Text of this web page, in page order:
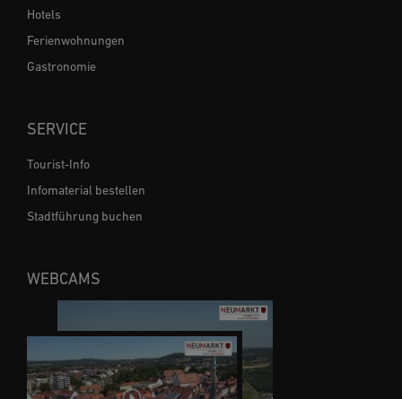
Hotels
Ferienwohnungen
Gastronomie
SERVICE
Tourist-Info
Infomaterial bestellen
Stadtführung buchen
WEBCAMS